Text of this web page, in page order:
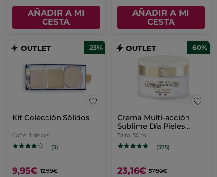
AÑADIR A MI
CESTA
AÑADIR A MI
CESTA
-23%
Kit Colección Sо́lidos
Cofre 1 pieces
(3)
9,95€ 12,99€
-60%
Crema Multi-acción
Sublime Día Pieles
Secas
Tarro 50 ml
(375)
23,16€ 57,90€